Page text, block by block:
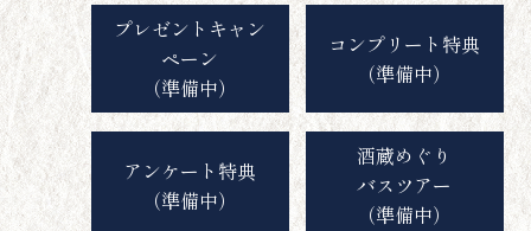
プレゼントキャン
ペーン
（準備中）
コンプリート特典
（準備中）
アンケート特典
（準備中）
酒蔵めぐり
バスツアー
（準備中）